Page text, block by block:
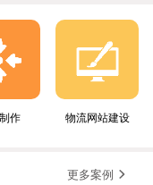
订《集运系统》合同！
集运公司~
作 物流网站建设
更多案例